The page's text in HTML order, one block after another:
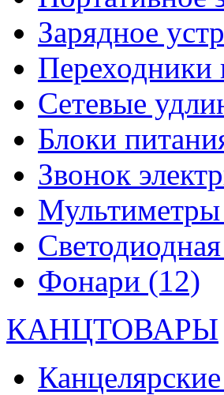
Зарядное
Переходники
Сетевые
Блоки
Звонок
Мультиметры
Фонари (12)
КАНЦТОВАРЫ